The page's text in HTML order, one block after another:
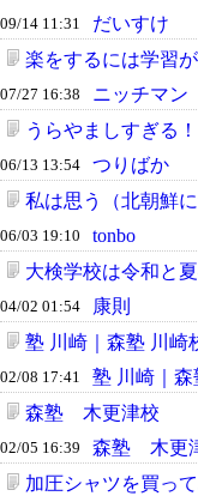
09/14 11:31
だいすけ
楽をするには学習
07/27 16:38
ニッチマン
うらやましすぎる！
06/13 13:54
つりばか
私は思う（北朝鮮に
06/03 19:10
tonbo
大検学校は令和と夏
04/02 01:54
康則
塾 川崎｜森塾 川崎
02/08 17:41
塾 川崎｜森
森塾 木更津校
02/05 16:39
森塾 木更
加圧シャツを買っ